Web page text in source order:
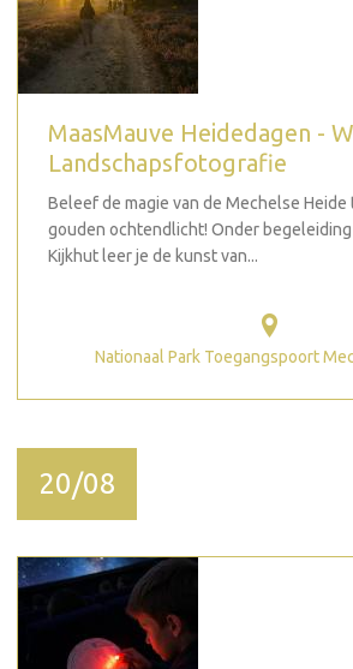
MaasMauve Heidedagen -
Landschapsfotografie
Beleef de magie van de Mechelse
gouden ochtendlicht! Onder begeleiding
Kijkhut leer je de kunst van...
Nationaal Park Toegangspoort
20/08